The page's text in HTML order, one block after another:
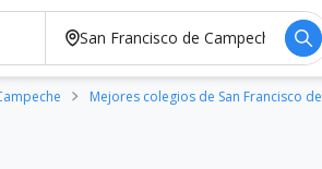
Mejores colegios de San Francisco